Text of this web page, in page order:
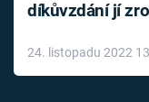
díkůvzdání jí
24. listopadu 2022